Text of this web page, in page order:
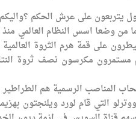
من وضعا اسس النظام العالمي
في العهود الأخيرة يكونون 1% يسيطرون على
مستمرون مكرسون نصف ثروة
المناصب الرسمية هم
التي قام لورد ويلنجتون